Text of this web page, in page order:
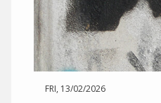
FRI, 13/02/2026